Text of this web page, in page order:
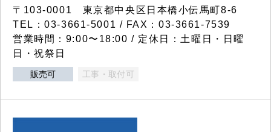
〒103-0001 東京都中央区日本橋小伝馬町8-6
TEL：03-3661-5001 / FAX：03-3661-7539
営業時間：9:00〜18:00 / 定休日：土曜日・日曜
日・祝祭日
販売可 工事・取付可